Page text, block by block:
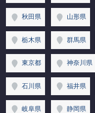
秋田県 山形県
栃木県 群馬県
東京都 神奈川県
石川県 福井県
岐阜県 静岡県